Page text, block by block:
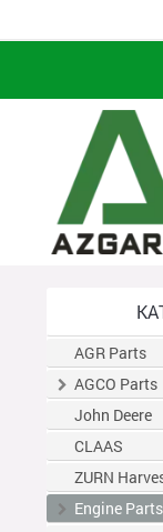
AGR Parts
AGCO Parts
John Deere
CLAAS
ZURN
Engine Parts